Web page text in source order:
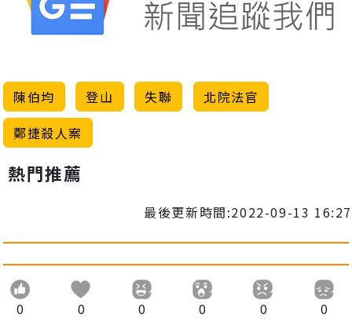
陳伯均 登山 失聯
北院法官
鄭捷殺人案
熱門推薦
最後更新時間:2022-09-13 16:27
0 0 0 0 0 0